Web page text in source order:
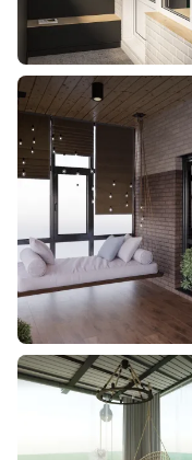
3 490 ₽
Ваза декоративная
Eglo 421202
В корзину